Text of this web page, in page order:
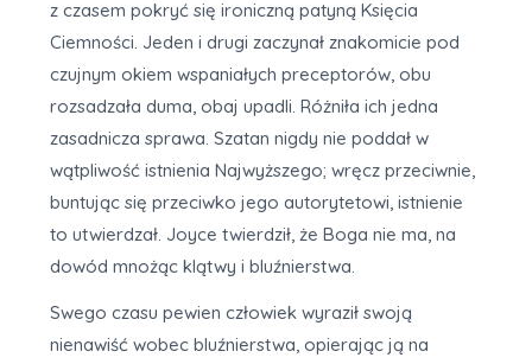
z czasem pokryć się ironiczną patyną Księcia
Ciemności. Jeden i drugi zaczynał znakomicie pod
czujnym okiem wspaniałych preceptorów, obu
rozsadzała duma, obaj upadli. Różniła ich jedna
zasadnicza sprawa. Szatan nigdy nie poddał w
wątpliwość istnienia Najwyższego; wręcz przeciwnie,
buntując się przeciwko jego autorytetowi, istnienie
to utwierdzał. Joyce twierdził, że Boga nie ma, na
dowód mnożąc klątwy i bluźnierstwa.
Swego czasu pewien człowiek wyraził swoją
nienawiść wobec bluźnierstwa, opierając ją na